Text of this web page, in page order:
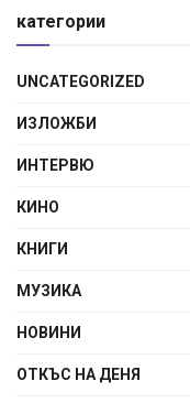
категории
UNCATEGORIZED
ИЗЛОЖБИ
ИНТЕРВЮ
КИНО
КНИГИ
МУЗИКА
НОВИНИ
ОТКЪС НА ДЕНЯ